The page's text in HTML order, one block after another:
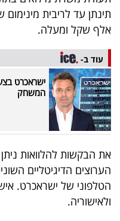
שיתופי
פעולה
דרושים
ניוזלטרים
מייל
אדום
אלף שקל ומעלה.
עוד ב-
ישראכרט
המשחק
את הבקשות להלוואות
הערוצים הדיגיטליים
הטלפוני של ישראכרט.
ולאישוריה.